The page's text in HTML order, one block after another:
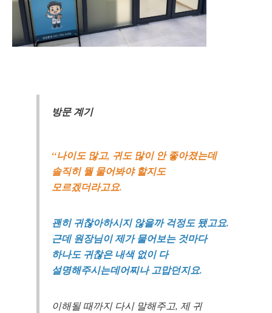
방문 계기
“나이도 많고, 귀도 많이 안 좋아졌는데
솔직히 뭘 물어봐야 할지도
모르겠더라고요.
괜히 귀찮아하시지 않을까 걱정도 됐고요.
근데 원장님이 제가 물어보는 것마다
하나도 귀찮은 내색 없이 다
설명해주시는데어찌나 고맙던지요.
이해될 때까지 다시 말해주고, 제 귀